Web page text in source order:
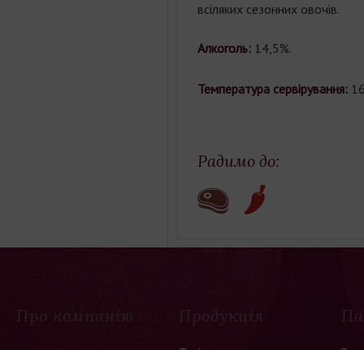
всіляких сезонних овочів.
Алкоголь:14,5%.
Температура сервірування:
Радимо до:
Про компанію Продукція